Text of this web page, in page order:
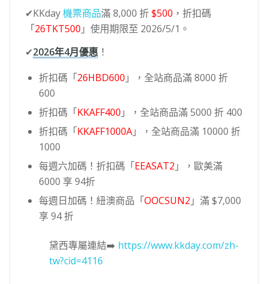
✔KKday機票商品滿 8,000 折$500 ，折扣碼
「26TKT500 」使用期限至 2026/5/1。
✔2026年4月優惠！
折扣碼「26HBD600 」，全站商品滿 8000 折
600
折扣碼「KKAFF400 」，全站商品滿 5000 折 400
折扣碼「KKAFF1000A」，全站商品滿 10000 折
1000
每週六加碼！折扣碼「EEASAT2 」，歐美滿
6000 享 94折
每週日加碼！紐澳商品「OOCSUN2 」滿 $7,000
享 94 折
黛西專屬連結➡️ https://www.kkday.com/zh-
tw?cid=4116